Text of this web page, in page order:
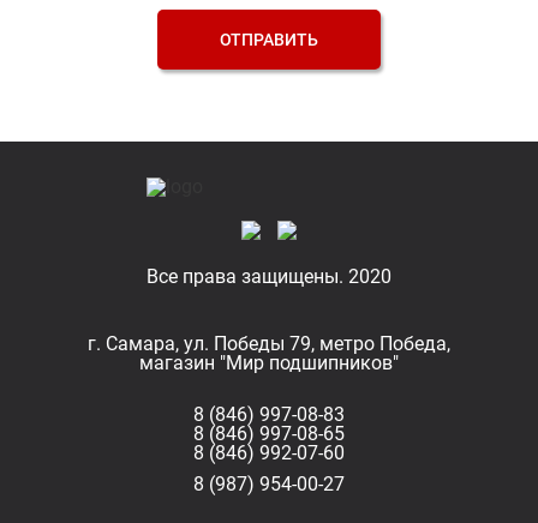
ОТПРАВИТЬ
Все права защищены. 2020
г. Самара, ул. Победы 79, метро Победа,
магазин "Мир подшипников"
8 (846) 997-08-83
8 (846) 997-08-65
8 (846) 992-07-60
8 (987) 954-00-27